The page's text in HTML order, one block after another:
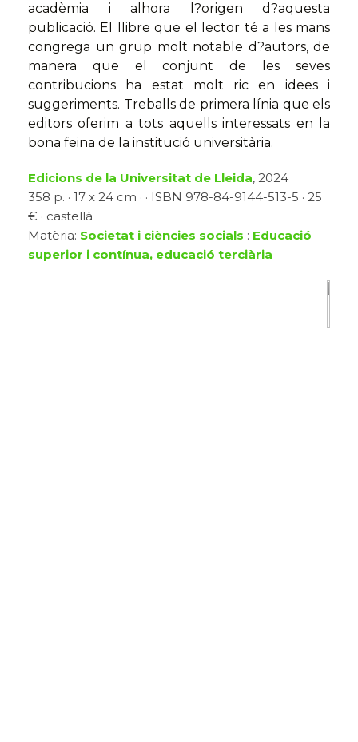
acadèmia i alhora l?origen d?aquesta
publicació. El llibre que el lector té a les mans
congrega un grup molt notable d?autors, de
manera que el conjunt de les seves
contribucions ha estat molt ric en idees i
suggeriments. Treballs de primera línia que els
editors oferim a tots aquells interessats en la
bona feina de la institució universitària.
Edicions de la Universitat de Lleida, 2024
358 p. · 17 x 24 cm · · ISBN 978-84-9144-513-5 · 25
€ · castellà
Matèria: Societat i ciències socials : Educació
superior i contínua, educació terciària